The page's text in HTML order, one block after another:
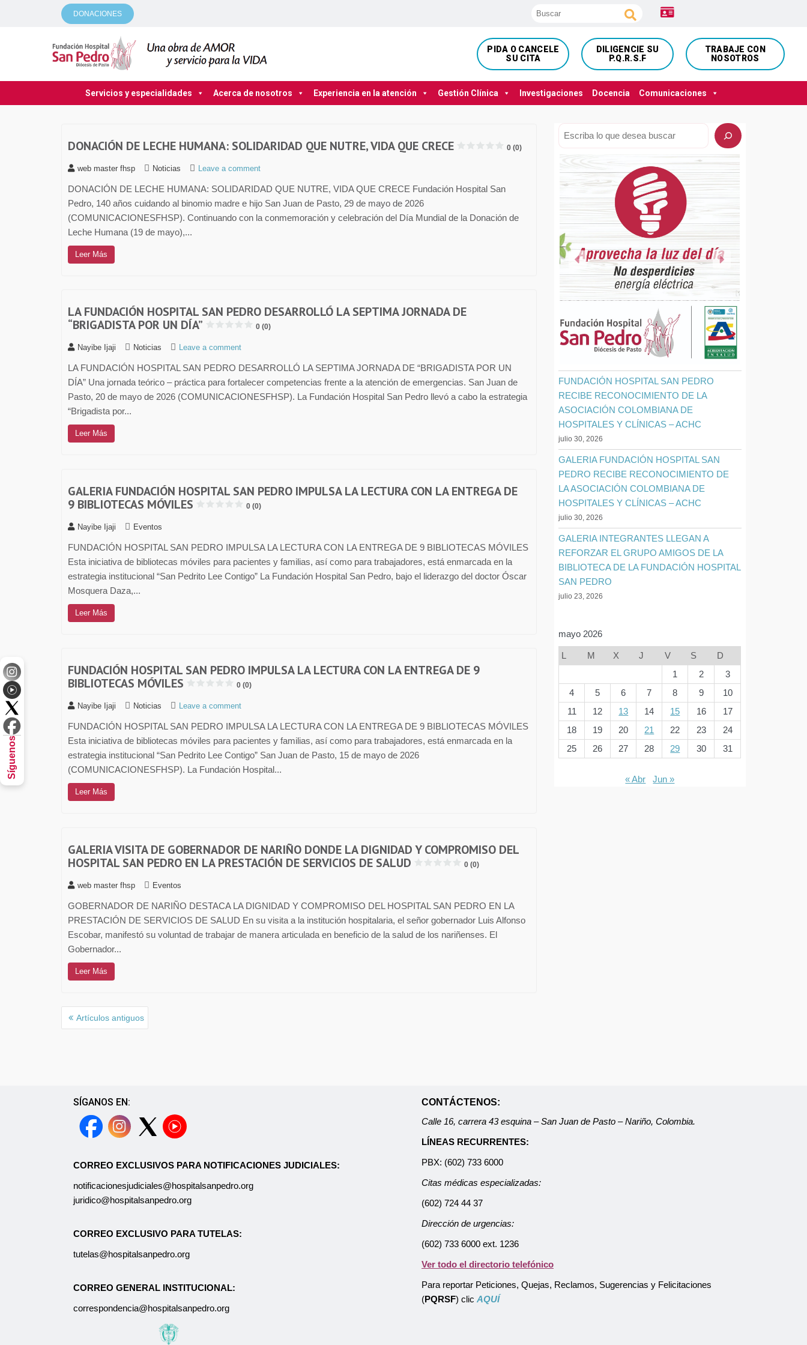
DONACIONES
PIDA O CANCELE
SU CITA
DILIGENCIE SU
P.Q.R.S.F
TRABAJE CON
NOSOTROS
Servicios y especialidades Acerca de nosotros Experiencia en la atención Gestión Clínica Investigaciones Docencia Comunicaciones
DONACIÓN DE LECHE HUMANA: SOLIDARIDAD QUE NUTRE, VIDA QUE CRECE 0 (0)
web master fhsp Noticias Leave a comment
DONACIÓN DE LECHE HUMANA: SOLIDARIDAD QUE NUTRE, VIDA QUE CRECE Fundación Hospital San
Pedro, 140 años cuidando al binomio madre e hijo San Juan de Pasto, 29 de mayo de 2026
(COMUNICACIONESFHSP). Continuando con la conmemoración y celebración del Día Mundial de la Donación de
Leche Humana (19 de mayo),...
Leer Más
LA FUNDACIÓN HOSPITAL SAN PEDRO DESARROLLÓ LA SEPTIMA JORNADA DE
“BRIGADISTA POR UN DÍA”
0 (0)
Nayibe Ijaji Noticias Leave a comment
LA FUNDACIÓN HOSPITAL SAN PEDRO DESARROLLÓ LA SEPTIMA JORNADA DE “BRIGADISTA POR UN
DÍA” Una jornada teórico – práctica para fortalecer competencias frente a la atención de emergencias. San Juan de
Pasto, 20 de mayo de 2026 (COMUNICACIONESFHSP). La Fundación Hospital San Pedro llevó a cabo la estrategia
“Brigadista por...
Leer Más
GALERIA FUNDACIÓN HOSPITAL SAN PEDRO IMPULSA LA LECTURA CON LA ENTREGA DE
9 BIBLIOTECAS MÓVILES
0 (0)
Nayibe Ijaji Eventos
FUNDACIÓN HOSPITAL SAN PEDRO IMPULSA LA LECTURA CON LA ENTREGA DE 9 BIBLIOTECAS MÓVILES
Esta iniciativa de bibliotecas móviles para pacientes y familias, así como para trabajadores, está enmarcada en la
estrategia institucional “San Pedrito Lee Contigo” La Fundación Hospital San Pedro, bajo el liderazgo del doctor Óscar
Mosquera Daza,...
Leer Más
FUNDACIÓN HOSPITAL SAN PEDRO IMPULSA LA LECTURA CON LA ENTREGA DE 9
BIBLIOTECAS MÓVILES
0 (0)
Nayibe Ijaji Noticias Leave a comment
FUNDACIÓN HOSPITAL SAN PEDRO IMPULSA LA LECTURA CON LA ENTREGA DE 9 BIBLIOTECAS MÓVILES
Esta iniciativa de bibliotecas móviles para pacientes y familias, así como para trabajadores, está enmarcada en la
estrategia institucional “San Pedrito Lee Contigo” San Juan de Pasto, 15 de mayo de 2026
(COMUNICACIONESFHSP). La Fundación Hospital...
Leer Más
GALERIA VISITA DE GOBERNADOR DE NARIÑO DONDE LA DIGNIDAD Y COMPROMISO DEL
HOSPITAL SAN PEDRO EN LA PRESTACIÓN DE SERVICIOS DE SALUD
0 (0)
web master fhsp Eventos
GOBERNADOR DE NARIÑO DESTACA LA DIGNIDAD Y COMPROMISO DEL HOSPITAL SAN PEDRO EN LA
PRESTACIÓN DE SERVICIOS DE SALUD En su visita a la institución hospitalaria, el señor gobernador Luis Alfonso
Escobar, manifestó su voluntad de trabajar de manera articulada en beneficio de la salud de los nariñenses. El
Gobernador...
Leer Más
Artículos antiguos
FUNDACIÓN HOSPITAL SAN PEDRO
RECIBE RECONOCIMIENTO DE LA
ASOCIACIÓN COLOMBIANA DE
HOSPITALES Y CLÍNICAS – ACHC
julio 30, 2026
GALERIA FUNDACIÓN HOSPITAL SAN
PEDRO RECIBE RECONOCIMIENTO DE
LA ASOCIACIÓN COLOMBIANA DE
HOSPITALES Y CLÍNICAS – ACHC
julio 30, 2026
GALERIA INTEGRANTES LLEGAN A
REFORZAR EL GRUPO AMIGOS DE LA
BIBLIOTECA DE LA FUNDACIÓN HOSPITAL
SAN PEDRO
julio 23, 2026
mayo 2026
L M X J V S
D
1
2
3
4
5 6 7 8 9
10
11
12 13 14 15 16
17
18
19 20 21 22 23
24
25
26 27 28 29 30 31
« Abr Jun »
SÍGANOS EN:
CORREO EXCLUSIVOS PARA NOTIFICACIONES JUDICIALES:
notificacionesjudiciales@hospitalsanpedro.org
juridico@hospitalsanpedro.org
CORREO EXCLUSIVO PARA TUTELAS:
tutelas@hospitalsanpedro.org
CORREO GENERAL INSTITUCIONAL:
correspondencia@hospitalsanpedro.org
CONTÁCTENOS:
Calle 16, carrera 43 esquina – San Juan de Pasto – Nariño, Colombia.
LÍNEAS RECURRENTES:
PBX: (602) 733 6000
Citas médicas especializadas:
(602) 724 44 37
Dirección de urgencias:
(602) 733 6000 ext. 1236
Ver todo el directorio telefónico
Para reportar Peticiones, Quejas, Reclamos, Sugerencias y Felicitaciones
(PQRSF) clic AQUÍ
Síguenos